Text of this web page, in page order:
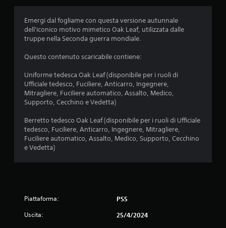
i
o
Emergi dal fogliame con questa versione autunnale
dell'iconico motivo mimetico Oak Leaf, utilizzata dalle
truppe nella Seconda guerra mondiale.
Questo contenuto scaricabile contiene:
Uniforme tedesca Oak Leaf (disponibile per i ruoli di
Ufficiale tedesco, Fuciliere, Anticarro, Ingegnere,
Mitragliere, Fuciliere automatico, Assalto, Medico,
Supporto, Cecchino e Vedetta)
Berretto tedesco Oak Leaf (disponibile per i ruoli di Ufficiale
tedesco, Fuciliere, Anticarro, Ingegnere, Mitragliere,
Fuciliere automatico, Assalto, Medico, Supporto, Cecchino
e Vedetta)
Piattaforma: PS5
Uscita: 25/4/2024